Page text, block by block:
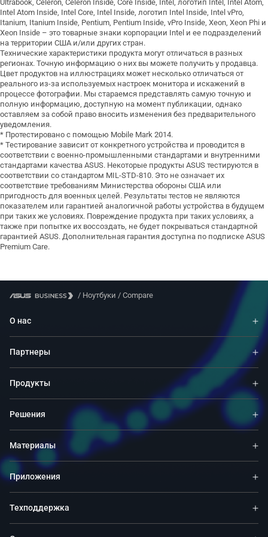
Ultrabook, Celeron, Celeron Inside, Core Inside, Intel, логотип Intel, Intel Atom,
Intel Atom Inside, Intel Core, Intel Inside, логотип Intel Inside, Intel vPro,
Itanium, Itanium Inside, Pentium, Pentium Inside, vPro Inside, Xeon, Xeon Phi и
Xeon Inside – это товарные знаки корпорации Intel и ее подразделений
на территории США и/или других стран.
Технические характеристики продукта могут отличаться в разных
регионах. Точную информацию о них вы можете получить у продавца.
Цвет продуктов на иллюстрациях может несколько отличаться от
реального из-за используемых настроек монитора и искажений в
процессе фотографии. Мы стараемся представлять самую точную и
полную информацию, доступную на момент публикации, однако
оставляем за собой право вносить изменения без предварительного
уведомления.
* Протестировано с помощью Mobile Mark 2014.
* Тестирование зависит от конкретного устройства и проводится в
соответствии с военно-промышленными стандартами и внутренними
стандартами качества ASUS. Некоторые продукты ASUS тестируются в
соответствии со стандартом MIL-STD-810. Это не означает их
соответствие требованиям Министерства обороны США или
пригодность для военных целей. Результаты тестов не являются
показателем или гарантией аналогичной работы устройства в будущем
при таких же условиях. Повреждение продукта при таких условиях, а
также при попытке их воссоздать, не будет покрываться стандартной
гарантией ASUS. Дополнительная гарантия доступна по подписке ASUS
Premium Care.
/ Ноутбуки / Compare
О нас
Партнеры
Продукты
Решения
Материалы
Приложения
Техподдержка